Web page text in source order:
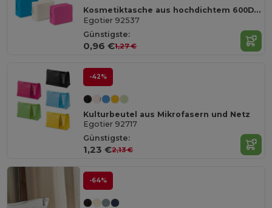
Kosmetiktasche aus hochdichtem 600D-Polyester
Egotier 92537
Günstigste:
0,96 €1,27 €
-42%
Kulturbeutel aus Mikrofasern und Netz
Egotier 92717
Günstigste:
1,23 €2,13 €
-64%